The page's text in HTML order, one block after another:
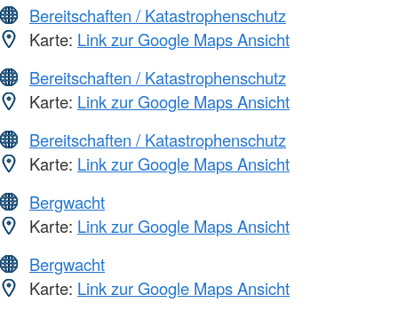
Bereitschaften / Katastrophenschutz
Karte: Link zur Google Maps Ansicht
Bereitschaften / Katastrophenschutz
Karte: Link zur Google Maps Ansicht
Bereitschaften / Katastrophenschutz
Karte: Link zur Google Maps Ansicht
Bergwacht
Karte: Link zur Google Maps Ansicht
Bergwacht
Karte: Link zur Google Maps Ansicht